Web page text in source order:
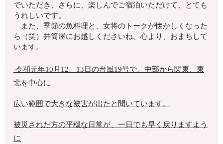
でいただき、さらに、楽しんでご宿泊いただけて、とても
うれしいです。
また、季節の魚料理と、女将のトークが懐かしくなった
ら（笑）井筒屋にお越しくださいね。心より、おまちして
います。
令和元年10月12、13日の台風19号で、中部から関東、東
北を中心に
広い範囲で大きな被害が出たと聞いています。
被災された方の平穏な日常が、一日でも早く戻りますよう
に